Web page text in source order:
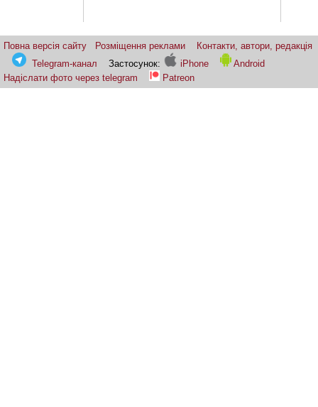
Повна версія сайту Розміщення реклами
Контакти, автори, редакція
Telegram-канал
Застосунок: iPhone
Android
Надіслати фото через telegram
Patreon